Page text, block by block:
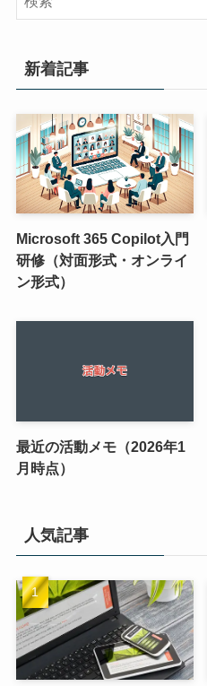
新着記事
Microsoft 365 Copilot入門
研修（対面形式・オンライ
ン形式）
最近の活動メモ（2026年1
月時点）
人気記事